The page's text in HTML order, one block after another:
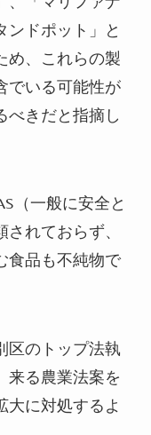
ンドポット」と
め、これらの製
でいる可能性が
べきだと指摘し
（一般に安全と
れておらず、
食品も不純物で
区のトップ法執
来る農業法案を
大に対処するよ